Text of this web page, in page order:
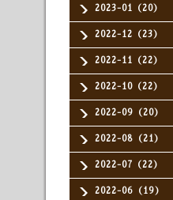
2023-01（20）
2022-12（23）
2022-11（22）
2022-10（22）
2022-09（20）
2022-08（21）
2022-07（22）
2022-06（19）